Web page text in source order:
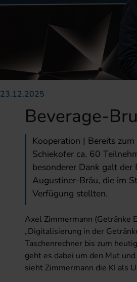
23.12.2025
Beverage-
Kooperation | Bereits
Schiekofer ca. 60
besonderer Dank galt
Augustiner-Bräu, die im
Verfügung stellten.
Axel Zimmermann (Getränke
„Digitalisierung in der
Taschenrechner bis zum
geht es dabei um den Mut
sieht Zimmermann die KI als